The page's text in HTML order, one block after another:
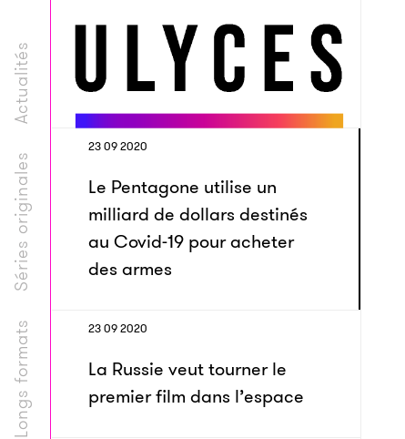
Longs formats
Séries originales
Actualités
23 09 2020
Le Pentagone utilise un
milliard de dollars destinés
au Covid-19 pour acheter
des armes
23 09 2020
La Russie veut tourner le
premier film dans l’espace